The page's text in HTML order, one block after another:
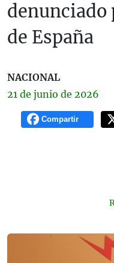
denunciado
de España
NACIONAL
21 de junio de 2026
Compartir